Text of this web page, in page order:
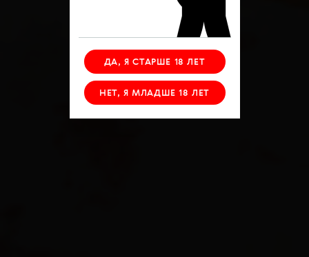
ДА, Я СТАРШЕ 18 ЛЕТ
НЕТ, Я МЛАДШЕ 18 ЛЕТ